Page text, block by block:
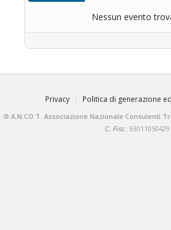
Nessun evento
Privacy Politica di generazione
® A.N.CO.T. Associazione Nazionale Consulenti
C. Fisc.: 93011050429